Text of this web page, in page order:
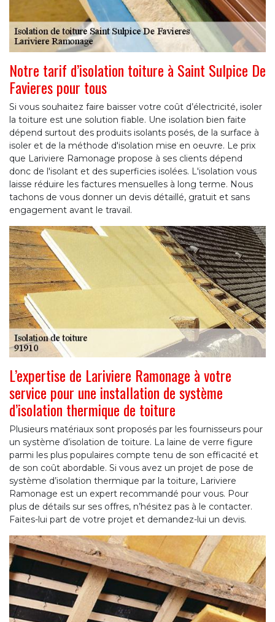
Notre tarif d’isolation toiture à Saint Sulpice De
Favieres pour tous
Si vous souhaitez faire baisser votre coût d’électricité, isoler
la toiture est une solution fiable. Une isolation bien faite
dépend surtout des produits isolants posés, de la surface à
isoler et de la méthode d'isolation mise en oeuvre. Le prix
que Lariviere Ramonage propose à ses clients dépend
donc de l'isolant et des superficies isolées. L'isolation vous
laisse réduire les factures mensuelles à long terme. Nous
tachons de vous donner un devis détaillé, gratuit et sans
engagement avant le travail.
L’expertise de Lariviere Ramonage à votre
service pour une installation de système
d’isolation thermique de toiture
Plusieurs matériaux sont proposés par les fournisseurs pour
un système d’isolation de toiture. La laine de verre figure
parmi les plus populaires compte tenu de son efficacité et
de son coût abordable. Si vous avez un projet de pose de
système d’isolation thermique par la toiture, Lariviere
Ramonage est un expert recommandé pour vous. Pour
plus de détails sur ses offres, n’hésitez pas à le contacter.
Faites-lui part de votre projet et demandez-lui un devis.